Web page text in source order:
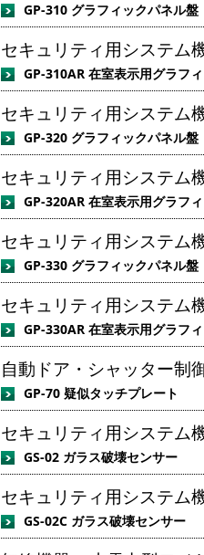
GP-310 グラフィックパネル盤
セキュリティ用システム
GP-310AR 在室表示用グラフ
セキュリティ用システム
GP-320 グラフィックパネル盤
セキュリティ用システム
GP-320AR 在室表示用グラフ
セキュリティ用システム
GP-330 グラフィックパネル盤
セキュリティ用システム
GP-330AR 在室表示用グラフ
自動ドア・シャッター制
GP-70 疑似タッチプレート
セキュリティ用システム
GS-02 ガラス破壊センサー
セキュリティ用システム
GS-02C ガラス破壊センサー